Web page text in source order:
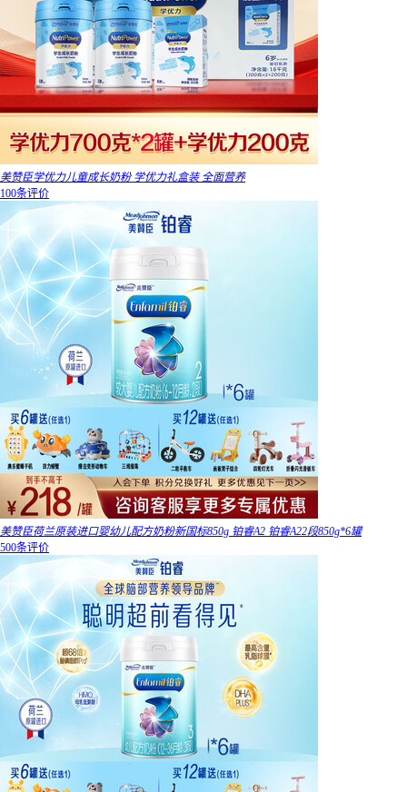
美赞臣学优力儿童成长奶粉 学优力礼盒装 全面营养
100条评价
美赞臣荷兰原装进口婴幼儿配方奶粉新国标850g 铂睿A2 铂睿A22段850g*6罐
500条评价